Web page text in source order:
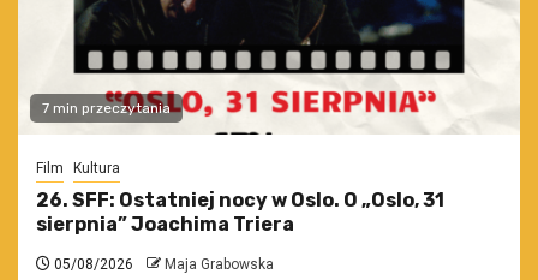
7 min przeczytania
Film Kultura
26. SFF: Ostatniej nocy w Oslo. O „Oslo, 31
sierpnia” Joachima Triera
05/08/2026 Maja Grabowska